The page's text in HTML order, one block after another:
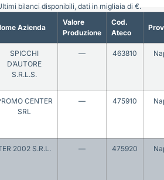
Azienda
Valore
Produzione
Cod.
Ateco
SPICCHI
D’AUTORE
S.R.L.S.
— 463810
CENTER
SRL
— 475910
2002 S.R.L. — 475920
bilanci disponibili, dati in migliaia di €.